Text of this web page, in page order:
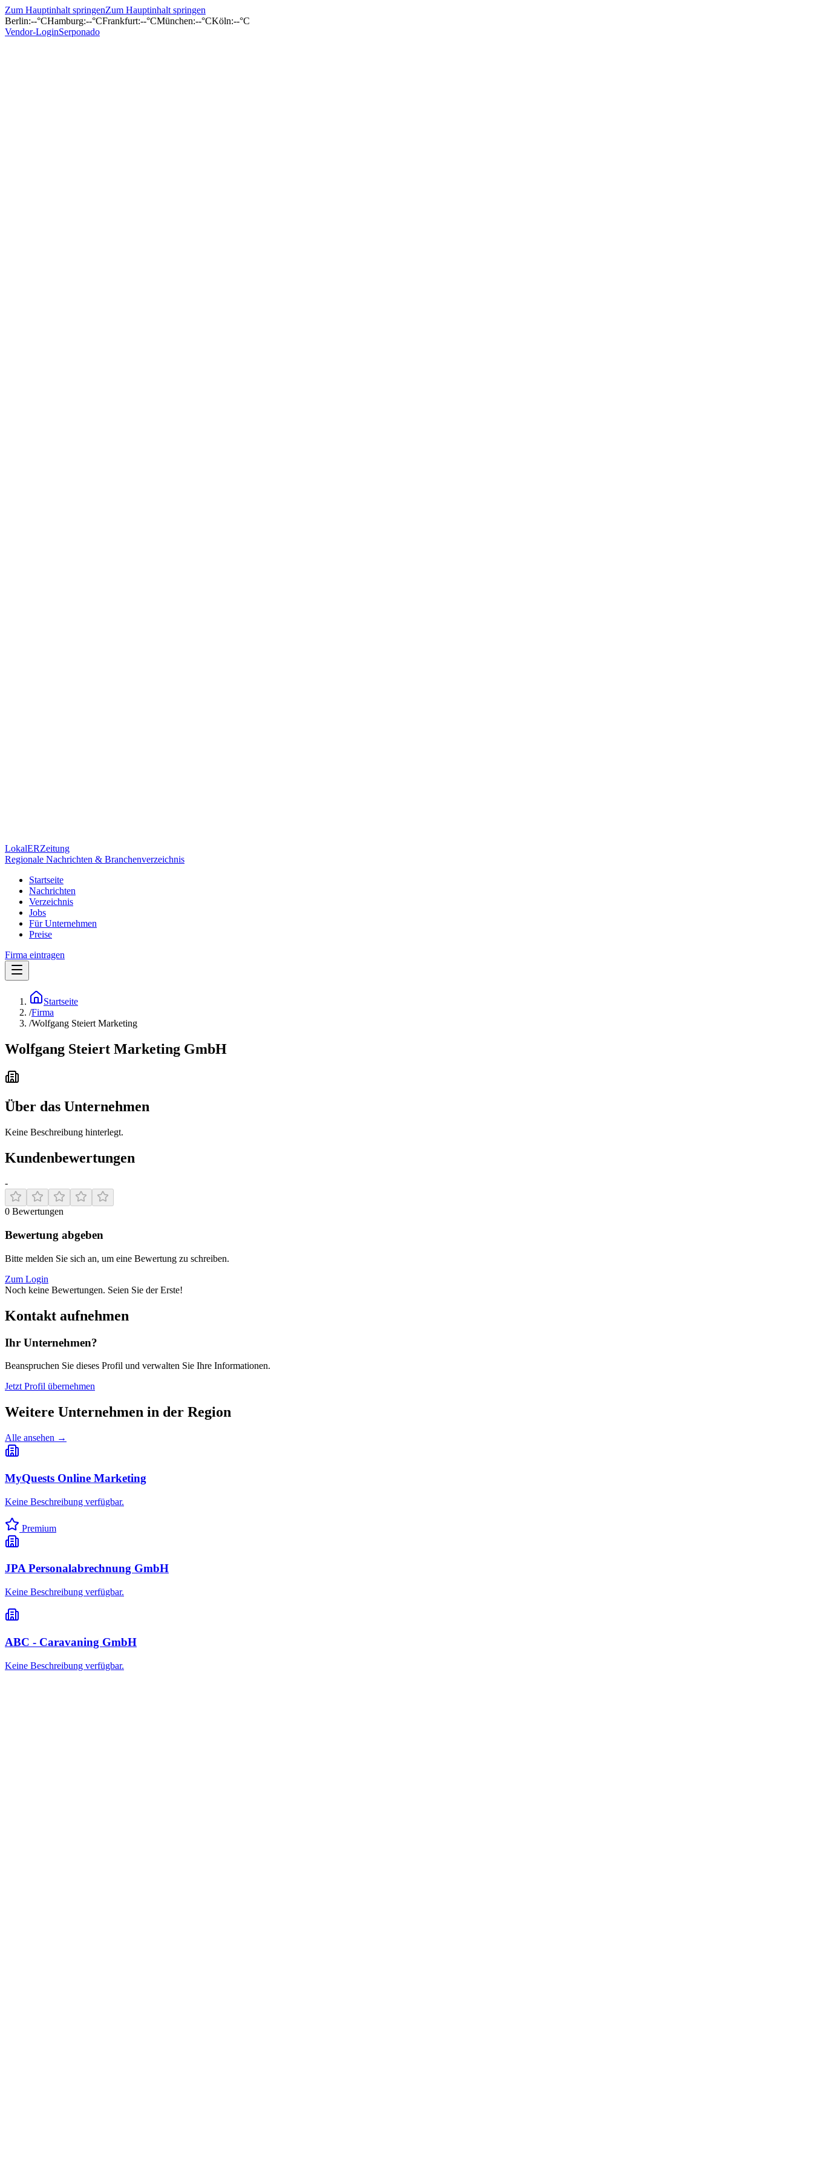
Zum Hauptinhalt springenZum Hauptinhalt springen
Berlin:--°CHamburg:--°CFrankfurt:--°CMünchen:--°CKöln:--°C
Vendor-LoginSerponado
LokalERZeitung
Regionale Nachrichten & Branchenverzeichnis
Startseite
Nachrichten
Verzeichnis
Jobs
Für Unternehmen
Preise
Firma eintragen
Startseite
/Firma
/Wolfgang Steiert Marketing
Wolfgang Steiert Marketing GmbH
Über das Unternehmen
Keine Beschreibung hinterlegt.
Kundenbewertungen
-
0 Bewertungen
Bewertung abgeben
Bitte melden Sie sich an, um eine Bewertung zu schreiben.
Zum Login
Noch keine Bewertungen. Seien Sie der Erste!
Kontakt aufnehmen
Ihr Unternehmen?
Beanspruchen Sie dieses Profil und verwalten Sie Ihre Informationen.
Jetzt Profil übernehmen
Weitere Unternehmen in der Region
Alle ansehen →
MyQuests Online Marketing
Keine Beschreibung verfügbar.
Premium
JPA Personalabrechnung GmbH
Keine Beschreibung verfügbar.
ABC - Caravaning GmbH
Keine Beschreibung verfügbar.